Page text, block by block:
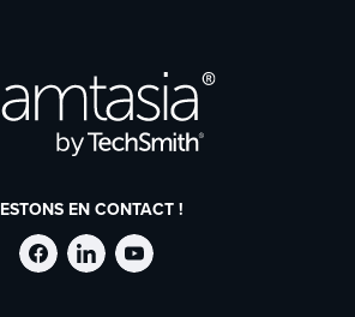
EN CONTACT !
Suivre
SuivreSuivre